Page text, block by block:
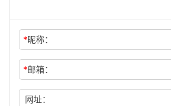
*昵称：
*邮箱：
网址：